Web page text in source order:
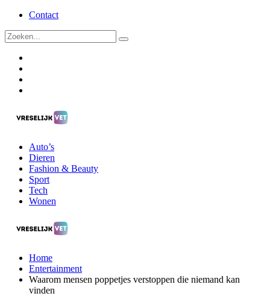
Contact
Auto’s
Dieren
Fashion & Beauty
Sport
Tech
Wonen
Home
Entertainment
Waarom mensen poppetjes verstoppen die niemand kan
vinden